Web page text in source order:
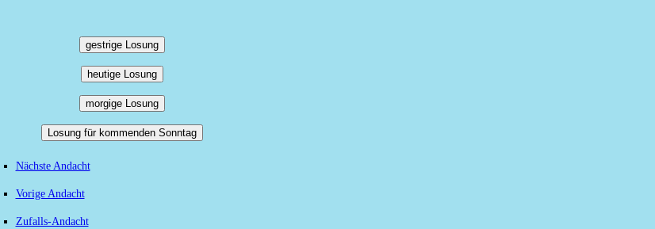
gestrige Losung
heutige Losung
morgige Losung
Losung für kommenden Sonntag
Nächste Andacht
Vorige Andacht
Zufalls-Andacht